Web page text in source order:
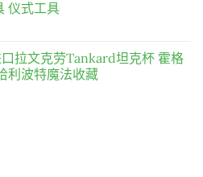
圍：
$55.08
仪式工具
拉文克劳Tankard坦克杯 霍格
利波特魔法收藏